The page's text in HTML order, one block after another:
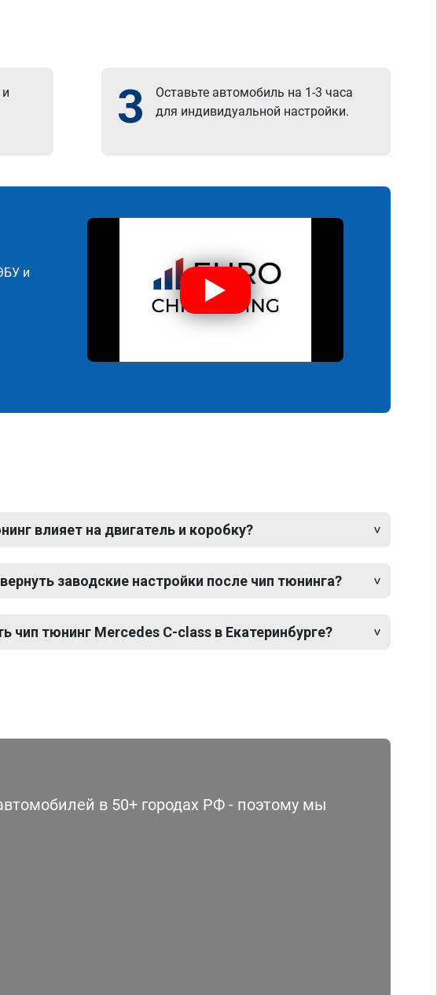
3
Оставьте автомобиль на 1-3 часа
для индивидуальной настройки.
и
влияет на двигатель и коробку?
заводские настройки после чип тюнинга?
чип тюнинг Mercedes C-class в Екатеринбурге?
в 50+ городах РФ - поэтому мы